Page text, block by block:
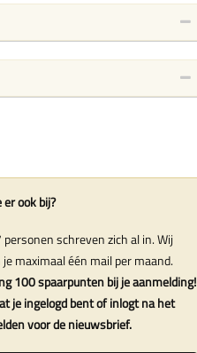
er ook bij?
schreven zich al in. Wij
maximaal één mail per maand.
100 spaarpunten bij je aanmelding!
je ingelogd bent of inlogt na het
voor de nieuwsbrief.